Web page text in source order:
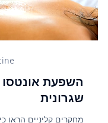
השפעת
שגרונית